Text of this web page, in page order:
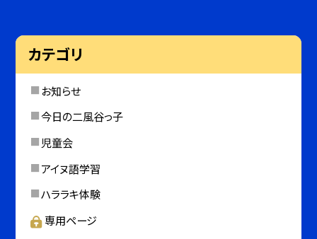
カテゴリ
お知らせ
今日の二風谷っ子
児童会
アイヌ語学習
ハララキ体験
専用ページ